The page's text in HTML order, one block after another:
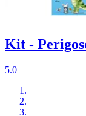
Kit -
5.0